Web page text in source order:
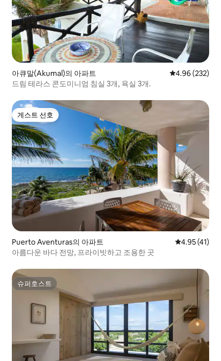
아큐말(Akumal)의 아파트 평점 4.96점(5
4.96 (232)
드림 테라스 콘도미니엄 침실 3개, 욕실 3개.
게스트 선호
게스트 선호
Puerto Aventuras의 아파트 평점 4.95점
4.95 (41)
아름다운 바다 전망, 프라이빗하고 조용한 곳
슈퍼호스트
슈퍼호스트